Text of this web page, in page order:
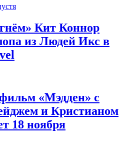
Кит Коннор
из Людей Икс в
«Мэдден» с
и Кристианом
18 ноября